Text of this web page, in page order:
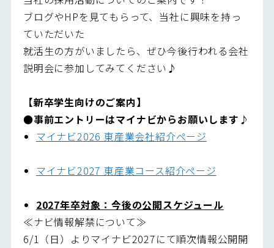
ブログやHPを見てもらって、当社に興味を持っ
ていただいた
就活生の方がいましたら、ぜひ今後行われる会社
説明会に参加してみてください♪
【新卒学生向けのご案内】
●事前エントリーはマイナビからお願いします♪
マイナビ2026 東産業会社紹介ページ
マイナビ2027 東産業コース紹介ページ
2027年卒対象：今後の公開スケジュール
≪ナビ情報解禁について≫
6/1（日）よりマイナビ2027にて順次情報公開開